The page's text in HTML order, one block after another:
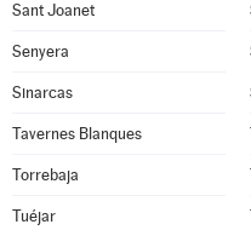
Sant Joanet
Senyera
Sinarcas
Tavernes Blanques
Torrebaja
Tuéjar